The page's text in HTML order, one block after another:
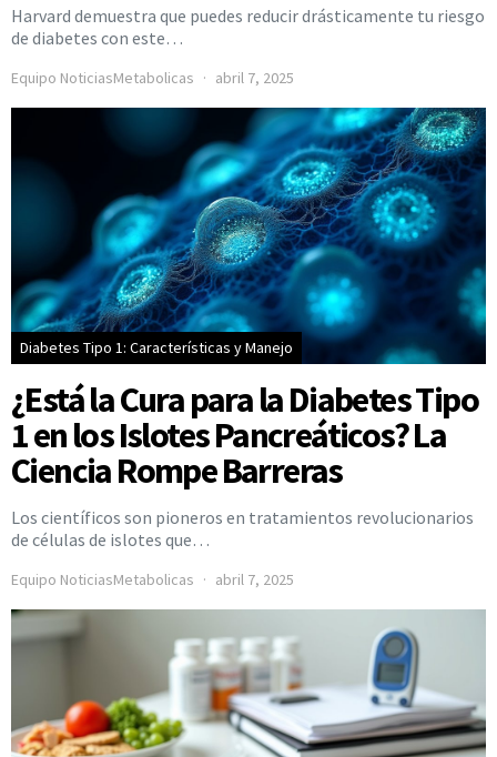
Harvard demuestra que puedes reducir drásticamente tu riesgo
de diabetes con este…
Equipo NoticiasMetabolicas abril 7, 2025
Diabetes Tipo 1: Características y Manejo
¿Está la Cura para la Diabetes Tipo
1 en los Islotes Pancreáticos? La
Ciencia Rompe Barreras
Los científicos son pioneros en tratamientos revolucionarios
de células de islotes que…
Equipo NoticiasMetabolicas abril 7, 2025